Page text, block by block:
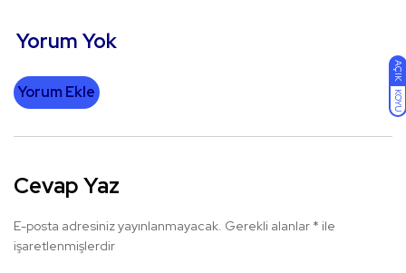
AÇIK
KOYU
Yorum Yok
Yorum Ekle
Cevap Yaz
E-posta adresiniz yayınlanmayacak. Gerekli alanlar * ile
işaretlenmişlerdir